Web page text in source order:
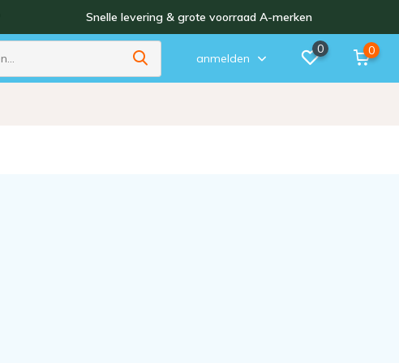
Snelle levering & grote voorraad A-merken
anmelden
0 0